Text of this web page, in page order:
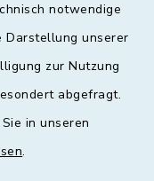
notwendige
Darstellung unserer
zur Nutzung
abgefragt.
in unseren
.